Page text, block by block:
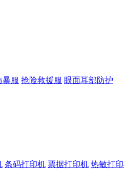
暴服 抢险救援服 眼面耳部防护
条码打印机 票据打印机 热敏打